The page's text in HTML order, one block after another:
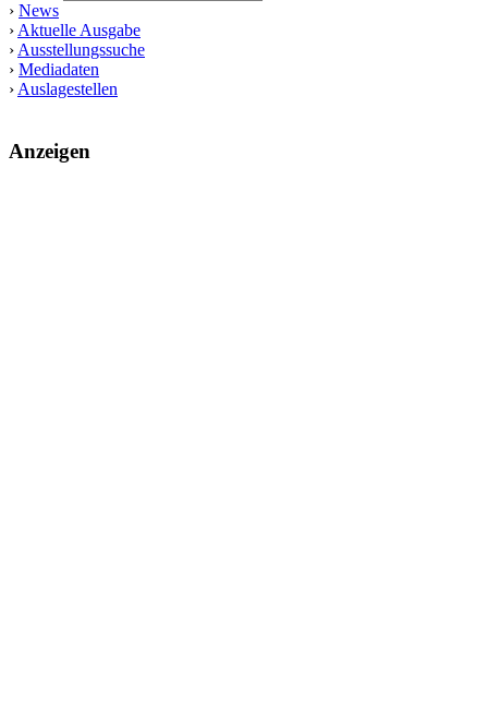
› News
› Aktuelle Ausgabe
› Ausstellungssuche
› Mediadaten
› Auslagestellen
Anzeigen